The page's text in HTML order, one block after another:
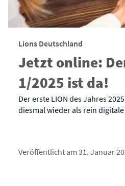
Lions Deutschland
Jetzt online:
1/2025 ist da!
Der erste LION des Jahres
diesmal wieder als rein
Veröffentlicht am 31. Januar